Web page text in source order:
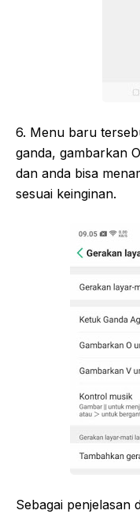
6. Menu baru
ganda, gambarkan
dan anda bisa
sesuai keinginan.
Sebagai penjelasan